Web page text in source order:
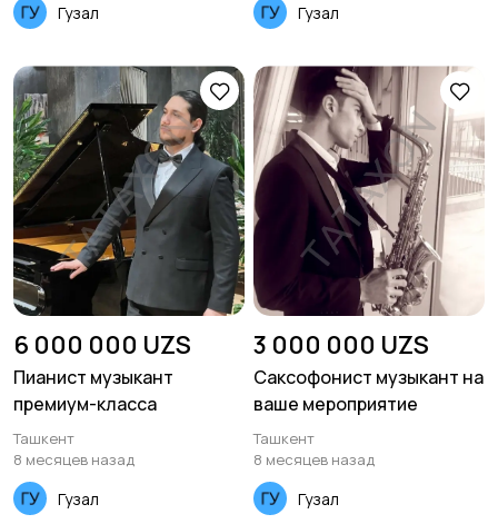
Гузал Гузал
6 000 000 UZS
Пианист музыкант
премиум-класса
Ташкент
8 месяцев назад
Гузал
3 000 000 UZS
Саксофонист музыкант на
ваше мероприятие
Ташкент
8 месяцев назад
Гузал